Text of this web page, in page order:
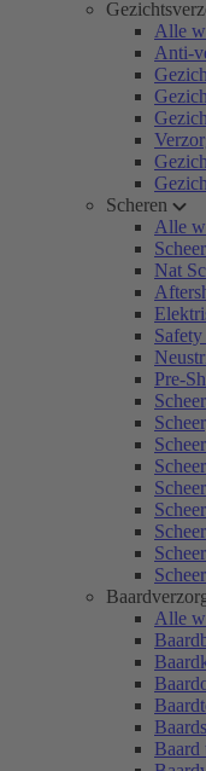
Alle
Anti-
Scheren
Alle
Nat
Pre-
Alle
Baard